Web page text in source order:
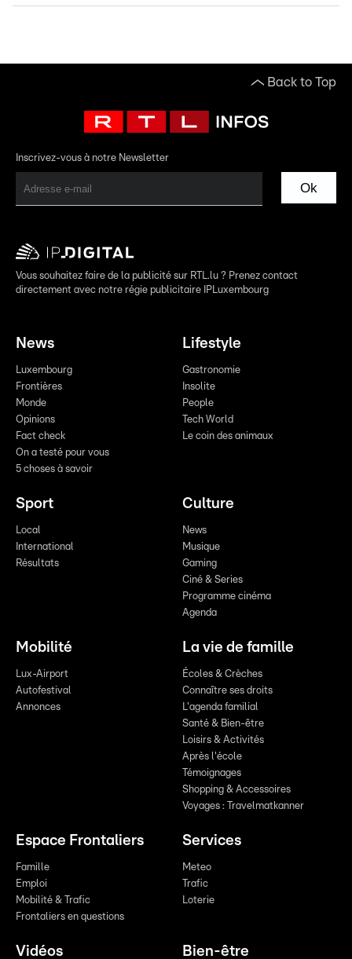
Back to Top
Inscrivez-vous à notre Newsletter
Ok
Vous souhaitez faire de la publicité sur RTL.lu ? Prenez contact
directement avec notre régie publicitaire IPLuxembourg
News
Luxembourg
Frontières
Monde
Opinions
Fact check
On a testé pour vous
5 choses à savoir
Lifestyle
Gastronomie
Insolite
People
Tech World
Le coin des animaux
Sport
Local
International
Résultats
Culture
News
Musique
Gaming
Ciné & Series
Programme cinéma
Agenda
Mobilité
Lux-Airport
Autofestival
Annonces
La vie de famille
Écoles & Crèches
Connaître ses droits
L'agenda familial
Santé & Bien-être
Loisirs & Activités
Après l'école
Témoignages
Shopping & Accessoires
Voyages : Travelmatkanner
Espace Frontaliers
Famille
Emploi
Mobilité & Trafic
Frontaliers en questions
Services
Meteo
Trafic
Loterie
Vidéos Bien-être